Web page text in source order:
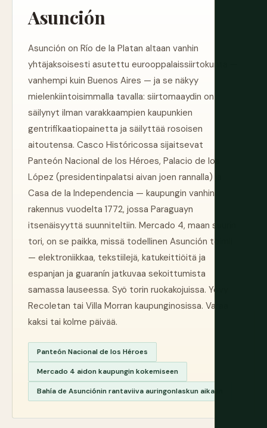
Asunción
Asunción on Río de la Platan altaan vanhin
yhtäjaksoisesti asutettu eurooppalaissiirtokunta —
vanhempi kuin Buenos Aires — ja se näkyy
mielenkiintoisimmalla tavalla: siirtomaaydin on
säilynyt ilman varakkaampien kaupunkien
gentrifikaatiopainetta ja säilyttää rosoisen
aitoutensa. Casco Históricossa sijaitsevat
Panteón Nacional de los Héroes, Palacio de los
López (presidentinpalatsi aivan joen rannalla) ja
Casa de la Independencia — kaupungin vanhin
rakennus vuodelta 1772, jossa Paraguayn
itsenäisyyttä suunniteltiin. Mercado 4, maan suurin
tori, on se paikka, missä todellinen Asunción toimii
— elektroniikkaa, tekstiilejä, katukeittiöitä ja
espanjan ja guaranín jatkuvaa sekoittumista
samassa lauseessa. Syö torin ruokakojuissa. Yövy
Recoletan tai Villa Morran kaupunginosissa. Varaa
kaksi tai kolme päivää.
Panteón Nacional de los Héroes
Mercado 4 aidon kaupungin kokemiseen
Bahía de Asunciónin rantaviiva auringonlaskun aikaan